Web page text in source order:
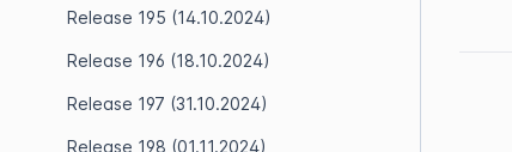
Release 195 (14.10.2024)
Release 196 (18.10.2024)
Release 197 (31.10.2024)
Release 198 (01.11.2024)